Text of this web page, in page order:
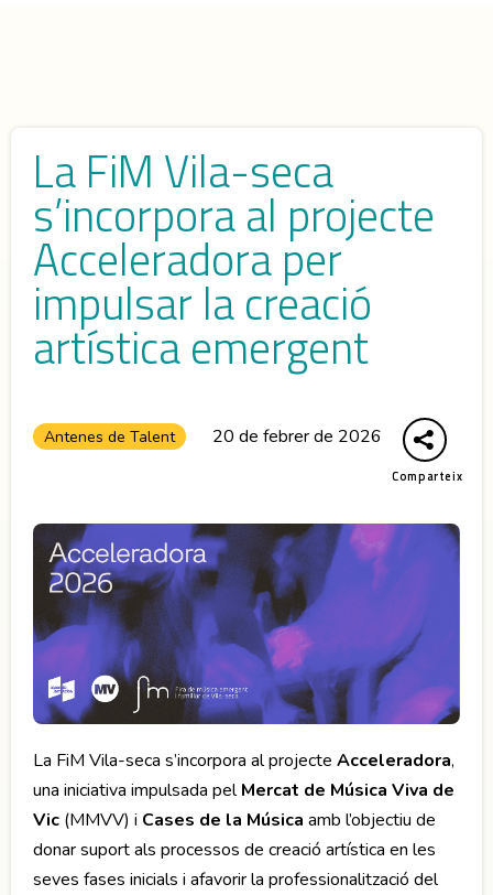
La FiM Vila-seca
s’incorpora al projecte
Acceleradora per
impulsar la creació
artística emergent
Comparteix
Antenes de Talent 20 de febrer de 2026
La FiM Vila-seca s’incorpora al projecte Acceleradora,
una iniciativa impulsada pelMercat de Música Viva de
Vic (MMVV) i Cases de la Música amb l’objectiu de
donar suport als processos de creació artística en les
seves fases inicials i afavorir la professionalització del